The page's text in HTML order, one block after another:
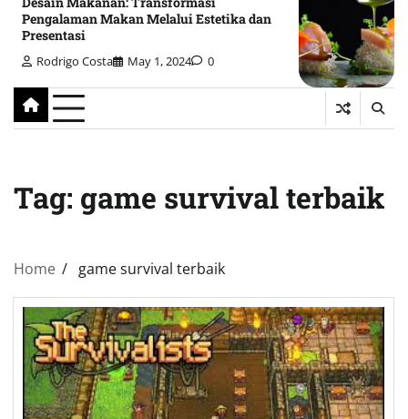
Pengalaman Makan Melalui Estetika dan
Presentasi
Rodrigo Costa May 1, 2024 0
Tag: game survival terbaik
Home game survival terbaik